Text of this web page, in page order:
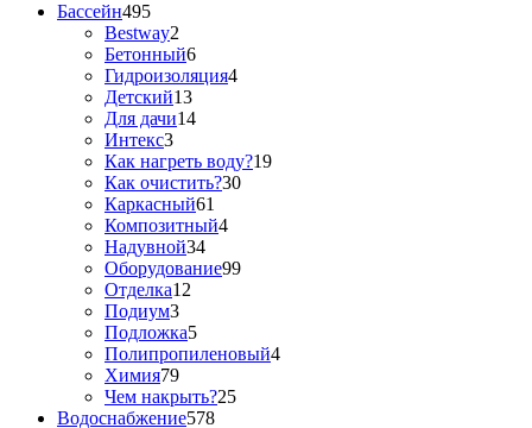
Бассейн495
Bestway2
Бетонный6
Гидроизоляция4
Детский13
Для дачи14
Интекс3
Как нагреть воду?19
Как очистить?30
Каркасный61
Композитный4
Надувной34
Оборудование99
Отделка12
Подиум3
Подложка5
Полипропиленовый4
Химия79
Чем накрыть?25
Водоснабжение578